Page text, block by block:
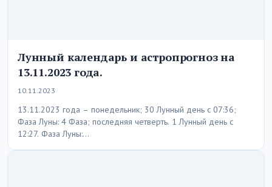
Лунный календарь и астропрогноз на
13.11.2023 года.
10.11.2023
13.11.2023 года – понедельник; 30 Лунный день с 07:36;
Фаза Луны: 4 Фаза; последняя четверть. 1 Лунный день с
12:27. Фаза Луны:…